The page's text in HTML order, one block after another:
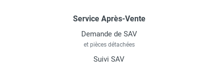
Service Après-Vente
Demande de SAV
et pièces détachées
Suivi SAV